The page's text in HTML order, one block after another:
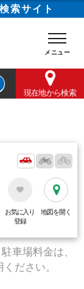
索サイト
現在地から検索
お気に入り
登録
地図を開く
車場料金は、
ださい。